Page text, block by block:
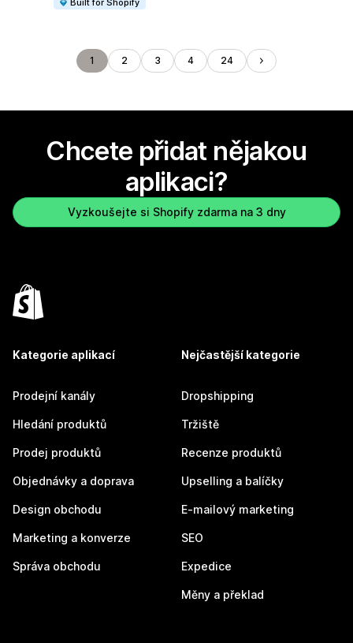
Built for Shopify
1 2 3 4 24
Chcete přidat nějakou
aplikaci?
Vyzkoušejte si Shopify zdarma na 3 dny
Kategorie aplikací
Prodejní kanály
Hledání produktů
Prodej produktů
Objednávky a doprava
Design obchodu
Marketing a konverze
Správa obchodu
Nejčastější kategorie
Dropshipping
Tržiště
Recenze produktů
Upselling a balíčky
E-mailový marketing
SEO
Expedice
Měny a překlad